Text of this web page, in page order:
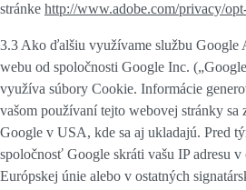
stránke http://www.adobe.com/privacy/
3.3 Ako ďalšiu využívame službu Google
webu od spoločnosti Google Inc.
využíva súbory Cookie. Informácie
vašom používaní tejto webovej stránky sa
Google v USA, kde sa aj ukladajú. Pred
spoločnosť Google skráti vašu IP adresu v
Európskej únie alebo v ostatných